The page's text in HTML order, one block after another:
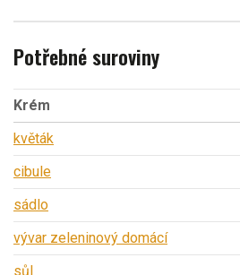
Potřebné suroviny
Krém
květák
cibule
sádlo
vývar zeleninový domácí
sůl